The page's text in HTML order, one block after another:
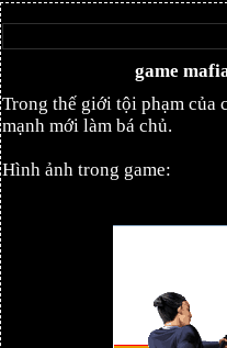
game
Trong thế giới tội phạm của
mạnh mới làm bá chủ.
Hình ảnh trong game: